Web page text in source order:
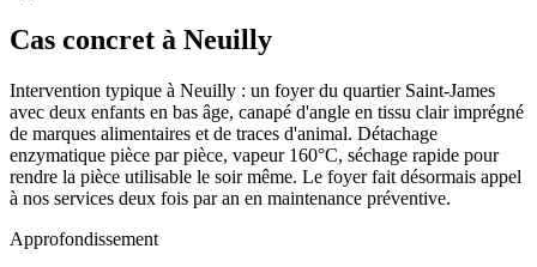
Cas concret à Neuilly
Intervention typique à Neuilly : un foyer du quartier Saint-James
avec deux enfants en bas âge, canapé d'angle en tissu clair imprégné
de marques alimentaires et de traces d'animal. Détachage
enzymatique pièce par pièce, vapeur 160°C, séchage rapide pour
rendre la pièce utilisable le soir même. Le foyer fait désormais appel
à nos services deux fois par an en maintenance préventive.
Approfondissement